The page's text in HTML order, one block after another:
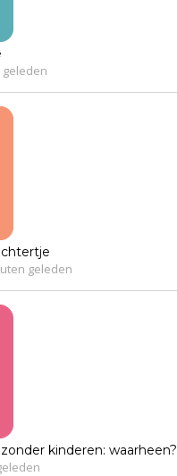
geleden
kinderen: waarheen?